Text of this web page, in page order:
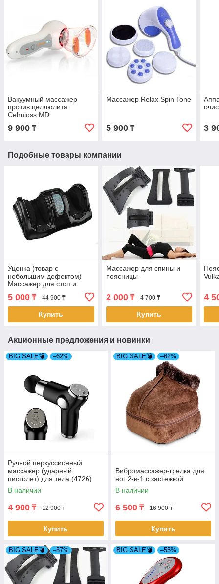
Вакуумный массажер
против целлюлита
Cehuioss MD
9 900 ₸
Массажер Relax Spin Tone
5 900₸ 3
Подобные товары компании
Уценка (товар с
небольшим дефектом)
Массажер для стоп и
лодыжек «Блаженство»
(черный) (11016/2)
5 000 ₸ 44 900 ₸
Купить
Массажер для спины и
поясницы
2 000₸ 4 700 ₸
Купить
4
Акционные предложения и новинки
BIG SALE💣 –62%
Ручной перкуссионный
массажер (ударный
пистолет) для тела (4726)
В наличии
4 900 ₸ 12 900 ₸
Купить
BIG SALE💣 –62%
Вибромассажер-грелка для
ног 2-в-1 с застежкой
В наличии
6 500 ₸ 16 900 ₸
Купить
BIG SALE💣 –57% BIG SALE💣 –55%